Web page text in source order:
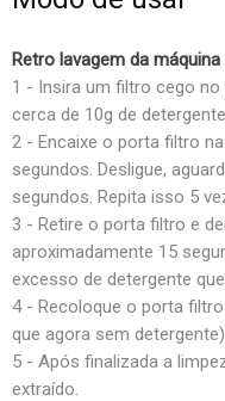
Retro lavagem da
1 - Insira um filtro cego
cerca de 10g de
2 - Encaixe o porta filtro
segundos. Desligue,
segundos. Repita isso 5
3 - Retire o porta filtro e
aproximadamente 15
excesso de detergente
4 - Recoloque o porta
que agora sem
5 - Após finalizada a
extraído.